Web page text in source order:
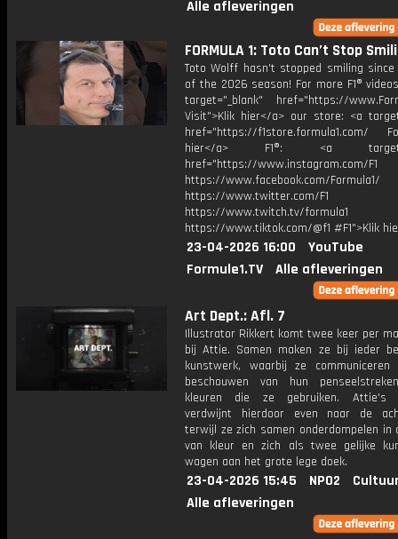
Alle afleveringen
FORMULA 1: Toto Can’t Stop
Toto Wolff hasn't stopped smiling
of the 2026 season! For more F1®
target="_blank" href="https://
Visit">Klik hier</a> our store: <a
href="https://f1store.formula1.com/
hier</a> F1®: <a
href="https://www.instagram.com/F1
https://www.facebook.com/Formula1/
https://www.twitter.com/F1
https://www.twitch.tv/formula1
https://www.tiktok.com/@f1 #F1">Klik
23-04-2026 16:00
YouTube
Formule1.TV
Alle afleveringen
Art Dept.: Afl. 7
Illustrator Rikkert komt twee keer per
bij Attie. Samen maken ze bij ieder
kunstwerk, waarbij ze
beschouwen van hun
kleuren die ze gebruiken. Attie's
verdwijnt hierdoor even naar de
terwijl ze zich samen onderdompelen in
van kleur en zich als twee gelijke
wagen aan het grote lege doek.
23-04-2026 15:45 NPO2
Alle afleveringen